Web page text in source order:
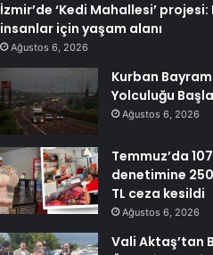
İzmir’de ‘Kedi Mahallesi’
insanlar için yaşam alanı
Ağustos 6, 2026
Kurban
Yolculuğu
Ağustos 6, 2026
Temmuz’da
denetimine
TL ceza kesildi
Ağustos 6, 2026
Vali Aktaş’tan